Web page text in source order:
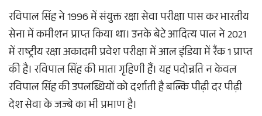
रविपाल सिंह ने 1996 में संयुक्त रक्षा सेवा परीक्षा पास कर भारतीय
सेना में कमीशन प्राप्त किया था। उनके बेटे आदित्य पाल ने 2021
में राष्ट्रीय रक्षा अकादमी प्रवेश परीक्षा में आल इंडिया में रैंक 1 प्राप्त
की है। रविपाल सिंह की माता गृहिणी हैं। यह पदोन्नति न केवल
रविपाल सिंह की उपलब्धियों को दर्शाती है बल्कि पीढ़ी दर पीढ़ी
देश सेवा के जज्बे का भी प्रमाण है।